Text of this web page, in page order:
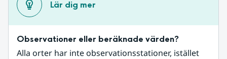
Lär dig mer
Observationer eller beräknade värden?
Alla orter har inte observationsstationer, istället